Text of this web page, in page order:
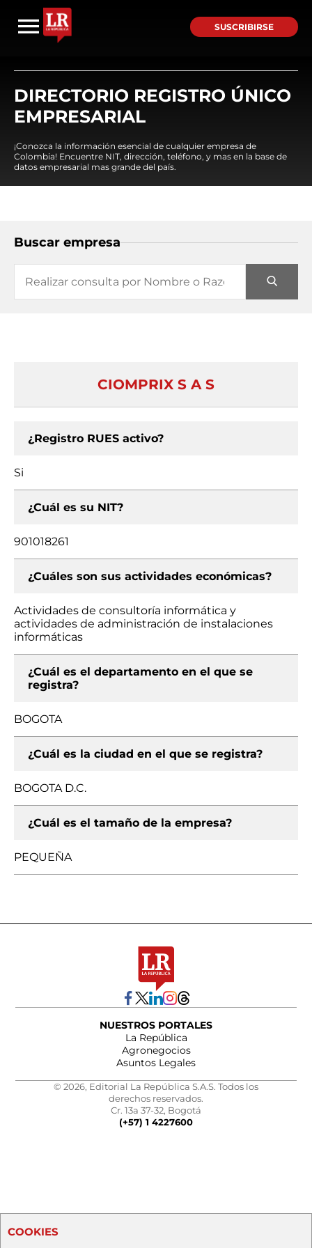
SUSCRIBIRSE
DIRECTORIO REGISTRO ÚNICO
EMPRESARIAL
¡Conozca la información esencial de cualquier empresa de
Colombia! Encuentre NIT, dirección, teléfono, y mas en la base de
datos empresarial mas grande del país.
Buscar empresa
CIOMPRIX S A S
¿Registro RUES activo?
Si
¿Cuál es su NIT?
901018261
¿Cuáles son sus actividades económicas?
Actividades de consultoría informática y
actividades de administración de instalaciones
informáticas
¿Cuál es el departamento en el que se
registra?
BOGOTA
¿Cuál es la ciudad en el que se registra?
BOGOTA D.C.
¿Cuál es el tamaño de la empresa?
PEQUEÑA
NUESTROS PORTALES
La República
Agronegocios
Asuntos Legales
© 2026, Editorial La República S.A.S. Todos los
derechos reservados.
Cr. 13a 37-32, Bogotá
(+57) 1 4227600
COOKIES